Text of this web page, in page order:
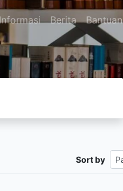
Berita Bantuan
Sort by